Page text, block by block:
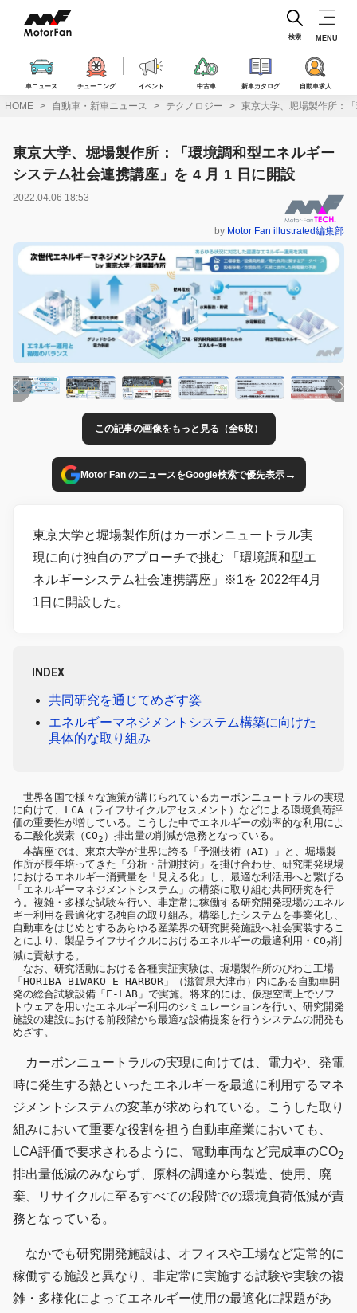
ス
車ニュース チューニング イベント 中古車 新車カタログ 自動車求人
検索 MENU
HOME 自動車・新車ニュース テクノロジー 東京大学、堀場製作所：
東京大学、堀場製作所：「環境調和型エネルギー
システム社会連携講座」を 4 月 1 日に開設
2022.04.06 18:53
by Motor Fan illustrated編集部
この記事の画像をもっと見る（全6枚）
Motor Fan のニュースをGoogle検索で優先表示→
東京大学と堀場製作所はカーボンニュートラル実
現に向け独自のアプローチで挑む 「環境調和型エ
ネルギーシステム社会連携講座」※1を 2022年4月
1日に開設した。
INDEX
共同研究を通じてめざす姿
エネルギーマネジメントシステム構築に向けた
具体的な取り組み
世界各国で様々な施策が講じられているカーボンニュートラルの実現
に向けて、LCA（ライフサイクルアセスメント）などによる環境負荷評
価の重要性が増している。こうした中でエネルギーの効率的な利用によ
る二酸化炭素（CO2 ）排出量の削減が急務となっている。
本講座では、東京大学が世界に誇る「予測技術（AI）」と、堀場製
作所が長年培ってきた「分析・計測技術」を掛け合わせ、研究開発現場
におけるエネルギー消費量を「見える化」し、最適な利活用へと繋げる
「エネルギーマネジメントシステム」の構築に取り組む共同研究を行
う。複雑・多様な試験を行い、非定常に稼働する研究開発現場のエネル
ギー利用を最適化する独自の取り組み。構築したシステムを事業化し、
自動車をはじめとするあらゆる産業界の研究開発施設へ社会実装するこ
とにより、製品ライフサイクルにおけるエネルギーの最適利用・CO2削
減に貢献する。
なお、研究活動における各種実証実験は、堀場製作所のびわこ工場
「HORIBA BIWAKO E-HARBOR」（滋賀県大津市）内にある自動車開
発の総合試験設備「E-LAB」で実施。将来的には、仮想空間上でソフ
トウェアを用いたエネルギー利用のシミュレーションを行い、研究開発
施設の建設における前段階から最適な設備提案を行うシステムの開発も
めざす。
カーボンニュートラルの実現に向けては、電力や、発電
時に発生する熱といったエネルギーを最適に利用するマネ
ジメントシステムの変革が求められている。こうした取り
組みにおいて重要な役割を担う自動車産業においても、
LCA評価で要求されるように、電動車両など完成車のCO2
排出量低減のみならず、原料の調達から製造、使用、廃
棄、リサイクルに至るすべての段階での環境負荷低減が責
務となっている。
なかでも研究開発施設は、オフィスや工場など定常的に
稼働する施設と異なり、非定常に実施する試験や実験の複
雑・多様化によってエネルギー使用の最適化に課題があ